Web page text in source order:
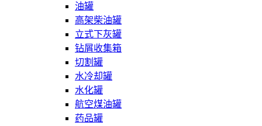
油罐
高架柴油罐
立式下灰罐
钻屑收集箱
切割罐
水冷却罐
水化罐
航空煤油罐
药品罐